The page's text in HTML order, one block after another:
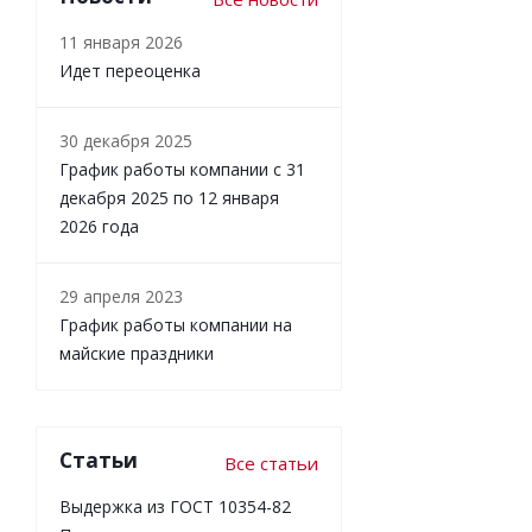
11 января 2026
Идет переоценка
30 декабря 2025
График работы компании с 31
декабря 2025 по 12 января
2026 года
29 апреля 2023
График работы компании на
майские праздники
Статьи Все статьи
Выдержка из ГОСТ 10354-82